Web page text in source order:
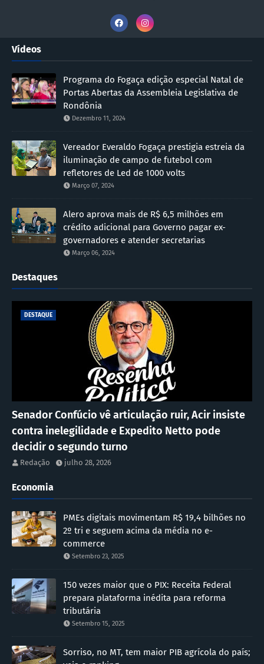
Vídeos
Programa do Fogaça edição especial Natal de
Portas Abertas da Assembleia Legislativa de
Rondônia
Dezembro 11, 2024
Vereador Everaldo Fogaça prestigia estreia da
iluminação de campo de futebol com
refletores de Led de 1000 volts
Março 07, 2024
Alero aprova mais de R$ 6,5 milhões em
crédito adicional para Governo pagar ex-
governadores e atender secretarias
Março 06, 2024
Destaques
DESTAQUE
Senador Confúcio vê articulação ruir, Acir insiste
contra inelegilidade e Expedito Netto pode
decidir o segundo turno
Redação julho 28, 2026
Economia
PMEs digitais movimentam R$ 19,4 bilhões no
2º tri e seguem acima da média no e-
commerce
Setembro 23, 2025
150 vezes maior que o PIX: Receita Federal
prepara plataforma inédita para reforma
tributária
Setembro 15, 2025
Sorriso, no MT, tem maior PIB agrícola do país;